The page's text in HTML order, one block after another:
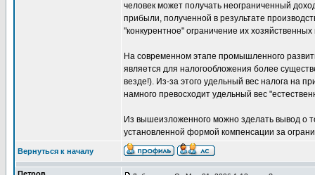
человек может получать неограниченный
прибыли, полученной в результате
"конкурентное" ограничение их
На современном этапе промышленного
является для налогообложения более
везде!). Из-за этого удельный вес налога на
намного превосходит удельный вес
Из вышеизложенного можно зделать вывод о
установленной формой компенсации за
Вернуться к началу